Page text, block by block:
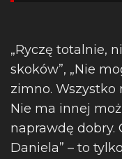
„Ryczę totalnie,
skoków”, „Nie
zimno. Wszystko
Nie ma innej
naprawdę dobry.
Daniela” – to